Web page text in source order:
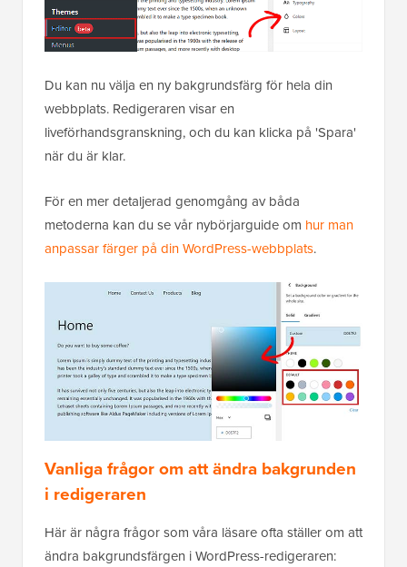
Du kan nu välja en ny bakgrundsfärg för hela din
webbplats. Redigeraren visar en
liveförhandsgranskning, och du kan klicka på 'Spara'
när du är klar.
För en mer detaljerad genomgång av båda
metoderna kan du se vår nybörjarguide om hur man
anpassar färger på din WordPress-webbplats.
Vanliga frågor om att ändra bakgrunden
i redigeraren
Här är några frågor som våra läsare ofta ställer om att
ändra bakgrundsfärgen i WordPress-redigeraren: